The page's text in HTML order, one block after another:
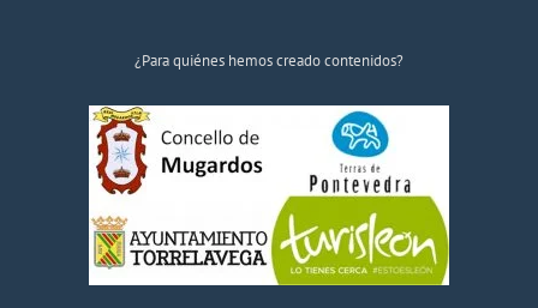
¿Para quiénes hemos creado contenidos?